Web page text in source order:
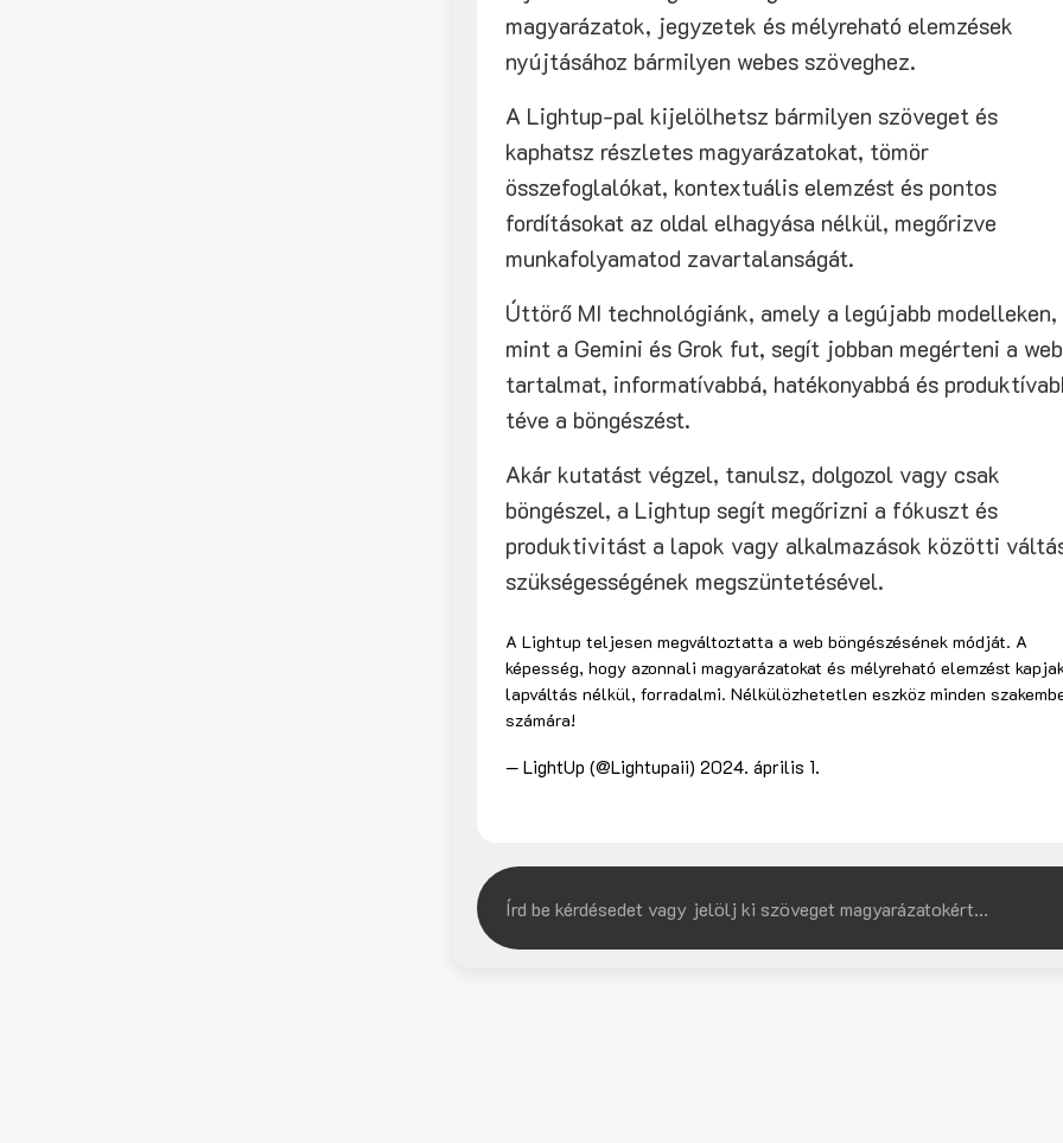
magyarázatok, jegyzetek és mélyreható elemzések
nyújtásához bármilyen webes szöveghez.
A Lightup-pal kijelölhetsz bármilyen szöveget és
kaphatsz részletes magyarázatokat, tömör
összefoglalókat, kontextuális elemzést és pontos
fordításokat az oldal elhagyása nélkül, megőrizve
munkafolyamatod zavartalanságát.
Úttörő MI technológiánk, amely a legújabb modelleken,
mint a Gemini és Grok fut, segít jobban megérteni a
tartalmat, informatívabbá, hatékonyabbá és
téve a böngészést.
Akár kutatást végzel, tanulsz, dolgozol vagy csak
böngészel, a Lightup segít megőrizni a fókuszt és
produktivitást a lapok vagy alkalmazások közötti
szükségességének megszüntetésével.
A Lightup teljesen megváltoztatta a web böngészésének módját. A
képesség, hogy azonnali magyarázatokat és mélyreható elemzést
lapváltás nélkül, forradalmi. Nélkülözhetetlen eszköz minden
számára!
— LightUp (@Lightupaii) 2024. április 1.